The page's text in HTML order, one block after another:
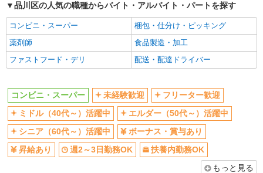
販売・接客サービス
コンビニ・スーパー
同じ特徴から求人を探す
未経験歓迎
ミドル（40代～）活躍中
扶養内勤務OK
交通費支給
社会保険あり
品川区の人気の職種からバイト・アルバイト・パートを探す
コンビニ・スーパー
梱包・仕分け・ピッキング
薬剤師
食品製造・加工
ファストフード・デリ
配送・配達ドライバー
コンビニ・スーパー 未経験歓迎
フリーター歓迎
ミドル（40代～）活躍中
エルダー（50代～）活躍中
シニア（60代～）活躍中
ボーナス・賞与あり
昇給あり
週2～3日勤務OK
扶養内勤務OK
もっと見る